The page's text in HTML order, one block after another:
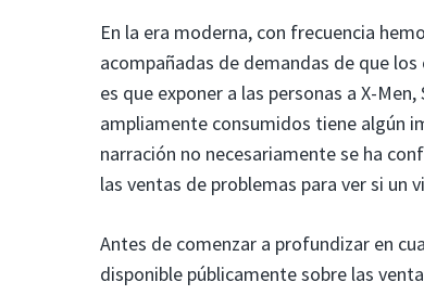
En la era moderna, con frecuencia
acompañadas de demandas de que
es que exponer a las personas a X-
ampliamente consumidos tiene algún
narración no necesariamente se ha
las ventas de problemas para ver si un
Antes de comenzar a profundizar en
disponible públicamente sobre las